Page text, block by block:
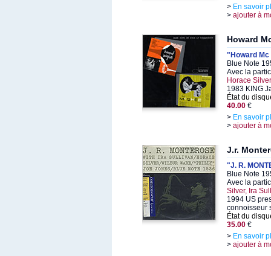
> En savoir
> ajouter à
Howard
"Howard
Blue Note
Avec la
Horace Silver
1983 KING
État du
40.00 €
> En savoir
> ajouter à
J.r.
"J. R.
Blue Note
Avec la
Silver, Ira
1994 US
connoisseur
État du
35.00 €
> En savoir
> ajouter à